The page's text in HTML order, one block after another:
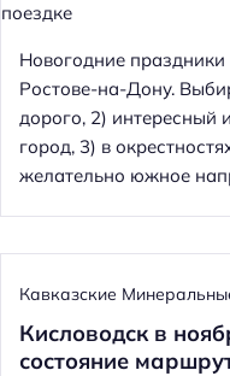
Новогодние
Ростове-на-Дону.
дорого, 2)
город, 3) в
желательно южное
Кавказские
Кисловодск в
состояние